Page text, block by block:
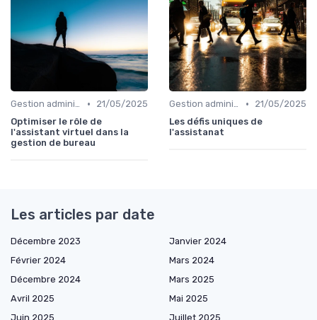
Gestion administrative •
21/05/2025
Optimiser le rôle de
l'assistant virtuel dans la
gestion de bureau
Gestion administrative •
21/05/2025
Les défis uniques de
l'assistanat
Les articles par date
Décembre 2023
Janvier 2024
Février 2024
Mars 2024
Décembre 2024
Mars 2025
Avril 2025
Mai 2025
Juin 2025
Juillet 2025